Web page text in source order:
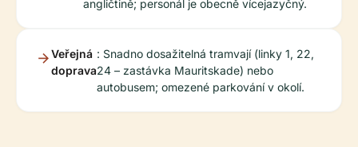
angličtině; personál je obecně vícejazyčný.
Veřejná
doprava
: Snadno dosažitelná tramvají (linky 1, 22,
24 – zastávka Mauritskade) nebo
autobusem; omezené parkování v okolí.